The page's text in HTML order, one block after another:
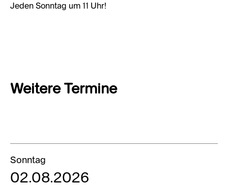
Jeden Sonntag um 11 Uhr!
Weitere Termine
Sonntag
02.08.2026